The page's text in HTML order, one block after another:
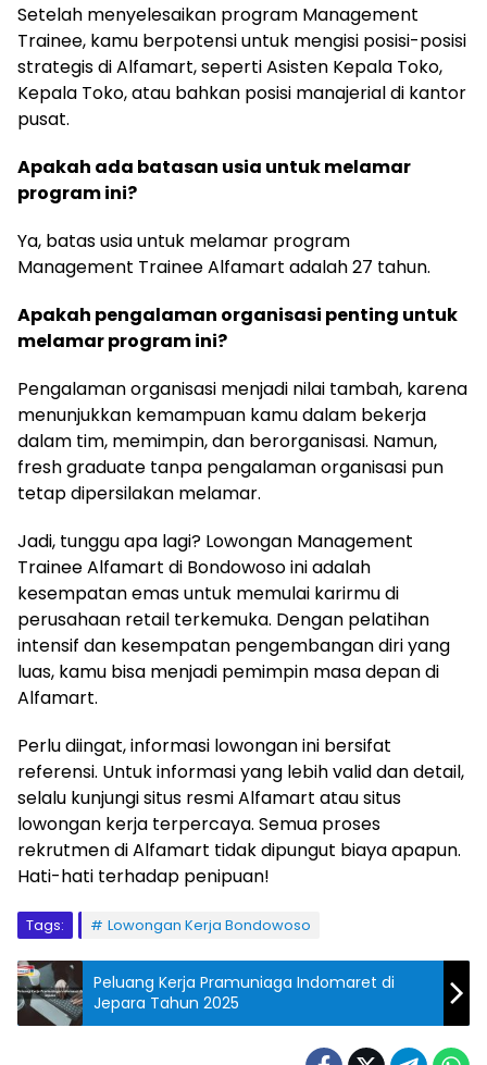
Setelah menyelesaikan program Management
Trainee, kamu berpotensi untuk mengisi posisi-posisi
strategis di Alfamart, seperti Asisten Kepala Toko,
Kepala Toko, atau bahkan posisi manajerial di kantor
pusat.
Apakah ada batasan usia untuk melamar
program ini?
Ya, batas usia untuk melamar program
Management Trainee Alfamart adalah 27 tahun.
Apakah pengalaman organisasi penting untuk
melamar program ini?
Pengalaman organisasi menjadi nilai tambah, karena
menunjukkan kemampuan kamu dalam bekerja
dalam tim, memimpin, dan berorganisasi. Namun,
fresh graduate tanpa pengalaman organisasi pun
tetap dipersilakan melamar.
Jadi, tunggu apa lagi? Lowongan Management
Trainee Alfamart di Bondowoso ini adalah
kesempatan emas untuk memulai karirmu di
perusahaan retail terkemuka. Dengan pelatihan
intensif dan kesempatan pengembangan diri yang
luas, kamu bisa menjadi pemimpin masa depan di
Alfamart.
Perlu diingat, informasi lowongan ini bersifat
referensi. Untuk informasi yang lebih valid dan detail,
selalu kunjungi situs resmi Alfamart atau situs
lowongan kerja terpercaya. Semua proses
rekrutmen di Alfamart tidak dipungut biaya apapun.
Hati-hati terhadap penipuan!
Tags: Lowongan Kerja Bondowoso
Peluang Kerja Pramuniaga Indomaret di
Jepara Tahun 2025